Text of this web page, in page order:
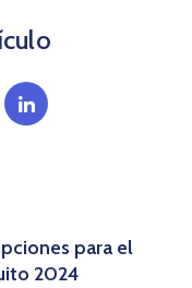
para el
2024